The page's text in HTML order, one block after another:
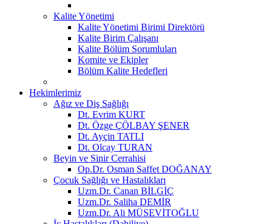
Kalite Yönetimi
Kalite Yönetimi Birimi Direktörü
Kalite Birim Çalışanı
Kalite Bölüm Sorumluları
Komite ve Ekipler
Bölüm Kalite Hedefleri
Hekimlerimiz
Ağız ve Diş Sağlığı
Dt. Evrim KURT
Dt. Özge ÇÖLBAY ŞENER
Dt. Ayçin TATLI
Dt. Olcay TURAN
Beyin ve Sinir Cerrahisi
Op.Dr. Osman Saffet DOĞANAY
Çocuk Sağlığı ve Hastalıkları
Uzm.Dr. Canan BİLGİÇ
Uzm.Dr. Saliha DEMİR
Uzm.Dr. Ali MÜSEVİTOĞLU